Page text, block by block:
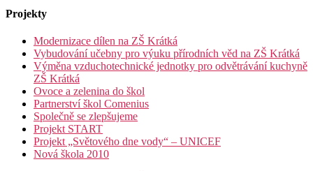
Projekty
Modernizace dílen na ZŠ Krátká
Vybudování učebny pro výuku přírodních věd na ZŠ Krátká
Výměna vzduchotechnické jednotky pro odvětrávání kuchyně
ZŠ Krátká
Ovoce a zelenina do škol
Partnerství škol Comenius
Společně se zlepšujeme
Projekt START
Projekt „Světového dne vody“ – UNICEF
Nová škola 2010